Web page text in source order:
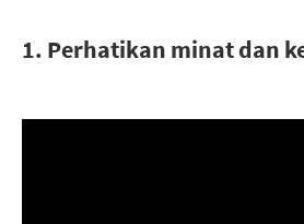
1. Perhatikan minat dan